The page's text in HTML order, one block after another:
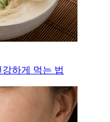
하게 먹는 법